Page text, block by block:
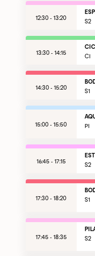
12:30 - 13:20
S2
13:30 - 14:15
CI
14:30 - 15:20
S1
15:00 - 15:50
PI
16:45 - 17:15
S2
17:30 - 18:20
S1
17:45 - 18:35
S2